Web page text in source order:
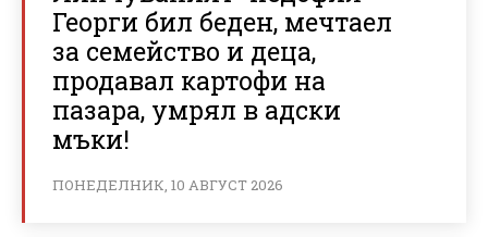
Георги бил беден, мечтаел
за семейство и деца,
продавал картофи на
пазара, умрял в адски
мъки!
ПОНЕДЕЛНИК, 10 АВГУСТ 2026